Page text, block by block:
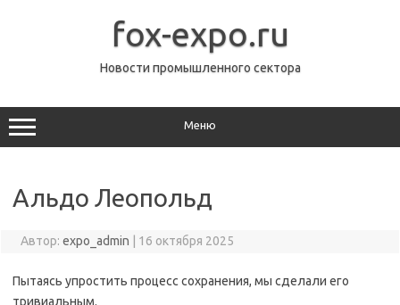
fox-expo.ru
Новости промышленного сектора
Меню
Альдо Леопольд
Автор: expo_admin 16 октября 2025
Пытаясь упростить процесс сохранения, мы сделали его
тривиальным.